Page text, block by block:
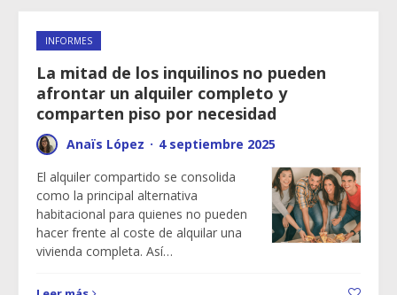
INFORMES
La mitad de los inquilinos no pueden
afrontar un alquiler completo y
comparten piso por necesidad
Anaïs López · 4 septiembre 2025
El alquiler compartido se consolida
como la principal alternativa
habitacional para quienes no pueden
hacer frente al coste de alquilar una
vivienda completa. Así…